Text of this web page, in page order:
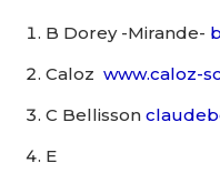
B Dorey -Mirande-
Caloz www.caloz-
C Bellisson
E